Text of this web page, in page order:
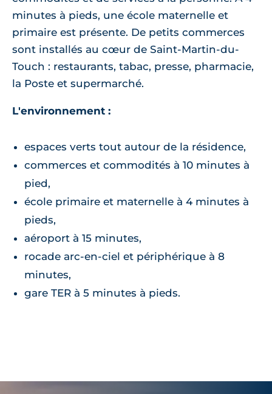
minutes à pieds, une école maternelle et
primaire est présente. De petits commerces
sont installés au cœur de Saint-Martin-du-
Touch : restaurants, tabac, presse, pharmacie,
la Poste et supermarché.
L'environnement :
espaces verts tout autour de la résidence,
commerces et commodités à 10 minutes à
pied,
école primaire et maternelle à 4 minutes à
pieds,
aéroport à 15 minutes,
rocade arc-en-ciel et périphérique à 8
minutes,
gare TER à 5 minutes à pieds.